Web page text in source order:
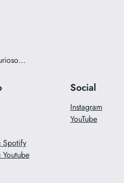
Spotify
Social
Instagram
YouTube